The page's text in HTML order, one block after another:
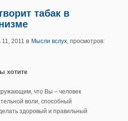
табак в
2011 в Мысли вслух , просмотров:
хотите
что Вы – человек
воли, способный
здоровый и правильный